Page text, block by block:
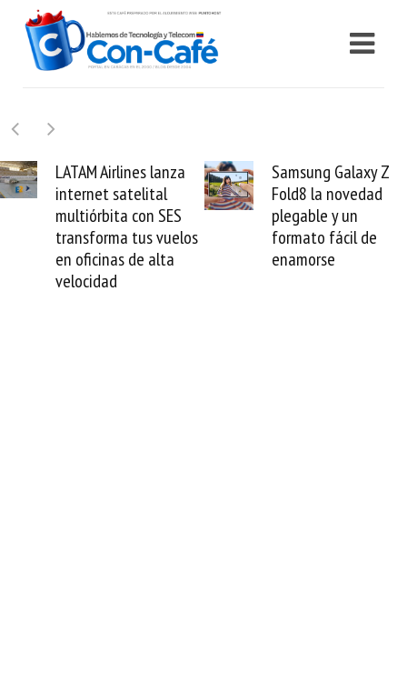
Samsung Galaxy Z
Fold8 la novedad
plegable y un
formato fácil de
enamorse
Cashea
millones de
valida el
venezolano
mundo